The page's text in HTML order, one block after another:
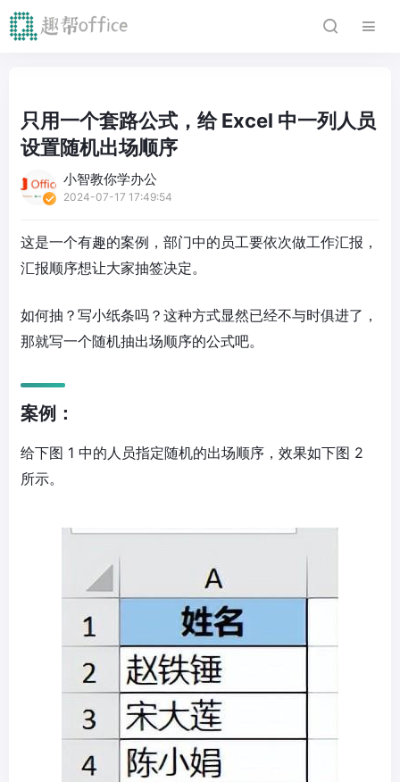
只用一个套路公式，给 Excel 中一列人员
设置随机出场顺序
小智教你学办公
2024-07-17 17:49:54
这是一个有趣的案例，部门中的员工要依次做工作汇报，
汇报顺序想让大家抽签决定。
如何抽？写小纸条吗？这种方式显然已经不与时俱进了，
那就写一个随机抽出场顺序的公式吧。
案例：
给下图 1 中的人员指定随机的出场顺序，效果如下图 2
所示。